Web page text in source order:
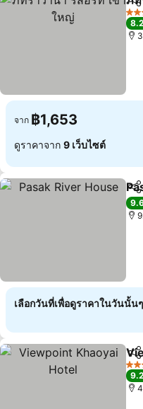
แช
4 ด
8.2
จาก ฿1,653
ดูราคาจาก 9 เว็บไซต์
แช
เลือกวันที่เพื่อดูราคาในวันนั้นๆ
แช
5 ด
9.2